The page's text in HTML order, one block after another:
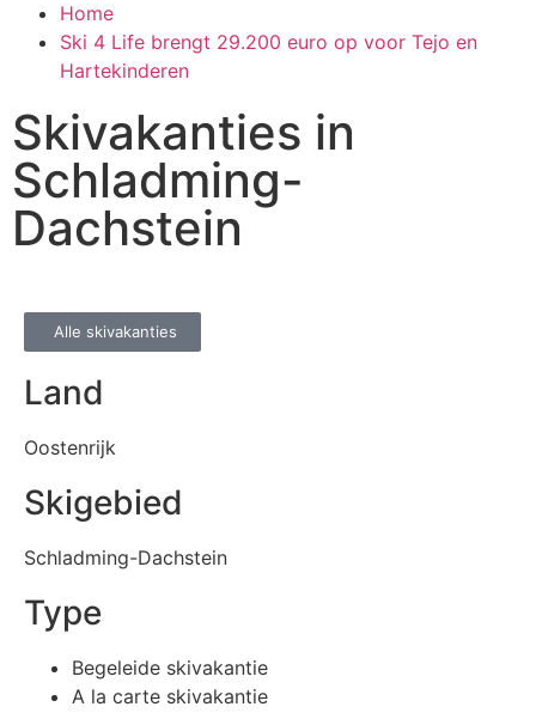
Home
Ski 4 Life brengt 29.200 euro op voor Tejo en
Hartekinderen
Skivakanties in
Schladming-
Dachstein
Alle skivakanties
Land
Oostenrijk
Skigebied
Schladming-Dachstein
Type
Begeleide skivakantie
A la carte skivakantie